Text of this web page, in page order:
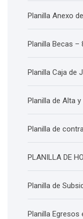
Planilla Anexo
Planilla Becas –
Planilla Caja de
Planilla de Alta y
Planilla de
PLANILLA DE
Planilla de
Planilla Egresos